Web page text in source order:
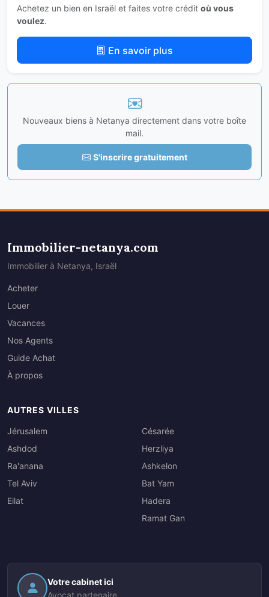
Achetez un bien en Israël et faites votre crédit où vous
voulez.
En savoir plus
Nouveaux biens à Netanya directement dans votre boîte
mail.
S'inscrire gratuitement
Immobilier-netanya.com
Immobilier à Netanya, Israël
Acheter
Louer
Vacances
Nos Agents
Guide Achat
À propos
AUTRES VILLES
Jérusalem
Ashdod
Ra'anana
Tel Aviv
Eilat
Césarée
Herzliya
Ashkelon
Bat Yam
Hadera
Ramat Gan
Votre cabinet ici
Avocat partenaire